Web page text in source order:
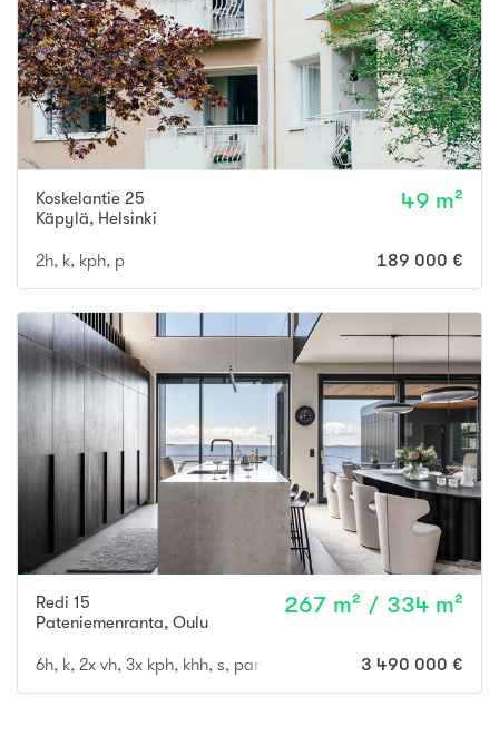
Koskelantie 25
Käpylä, Helsinki
49 m²
2h, k, kph, p 189 000 €
Redi 15
Pateniemenranta, Oulu
267 m² / 334 m²
6h, k, 2x vh, 3x kph, khh, s, parveke, terassi + ulkosauna
3 490 000 €